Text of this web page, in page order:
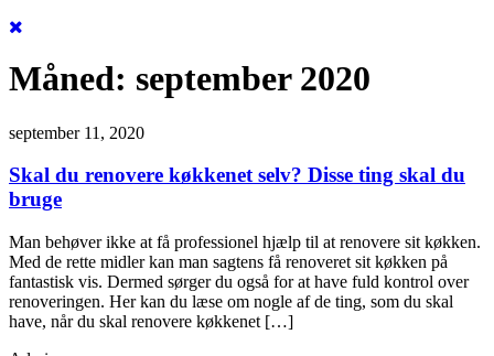
Måned: september 2020
september 11, 2020
Skal du renovere køkkenet selv? Disse ting skal du
bruge
Man behøver ikke at få professionel hjælp til at renovere sit køkken.
Med de rette midler kan man sagtens få renoveret sit køkken på
fantastisk vis. Dermed sørger du også for at have fuld kontrol over
renoveringen. Her kan du læse om nogle af de ting, som du skal
have, når du skal renovere køkkenet […]